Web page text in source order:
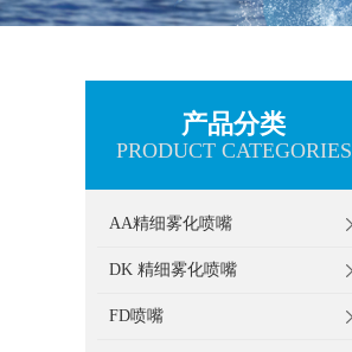
产品分类
PRODUCT CATEGORIES
AA精细雾化喷嘴
DK 精细雾化喷嘴
FD喷嘴